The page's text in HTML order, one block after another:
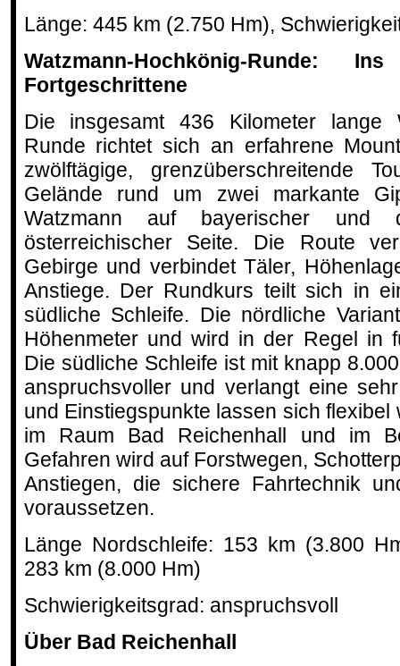
Länge: 445 km (2.750 Hm),
Watzmann-Hochkönig-Runde:
Fortgeschrittene
Die insgesamt 436 Kilometer lange
Runde richtet sich an erfahrene
zwölftägige, grenzüberschreitende
Gelände rund um zwei markante
Watzmann auf bayerischer und
österreichischer Seite. Die Route
Gebirge und verbindet Täler,
Anstiege. Der Rundkurs teilt sich in
südliche Schleife. Die nördliche
Höhenmeter und wird in der Regel in
Die südliche Schleife ist mit knapp
anspruchsvoller und verlangt eine
und Einstiegspunkte lassen sich flexibel
im Raum Bad Reichenhall und im
Gefahren wird auf Forstwegen,
Anstiegen, die sichere Fahrtechnik
voraussetzen.
Länge Nordschleife: 153 km (3.800
283 km (8.000 Hm)
Schwierigkeitsgrad: anspruchsvoll
Über Bad Reichenhall